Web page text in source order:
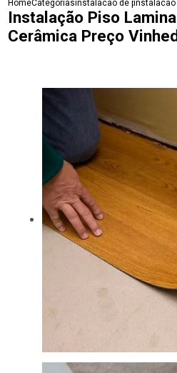
HomeCategoriasinstalacao de pisosinstalacao
Instalação Piso
Cerâmica Preço